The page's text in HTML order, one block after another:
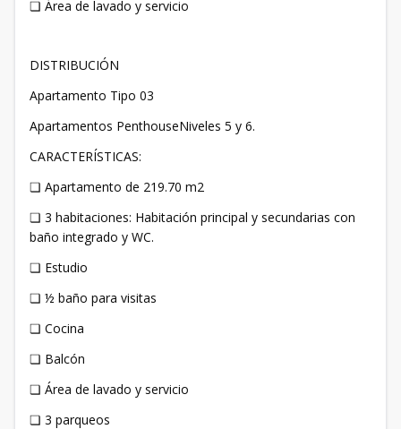
❏ Área de lavado y servicio
DISTRIBUCIÓN
Apartamento Tipo 03
Apartamentos PenthouseNiveles 5 y 6.
CARACTERÍSTICAS:
❏ Apartamento de 219.70 m2
❏ 3 habitaciones: Habitación principal y secundarias con
baño integrado y WC.
❏ Estudio
❏ ½ baño para visitas
❏ Cocina
❏ Balcón
❏ Área de lavado y servicio
❏ 3 parqueos